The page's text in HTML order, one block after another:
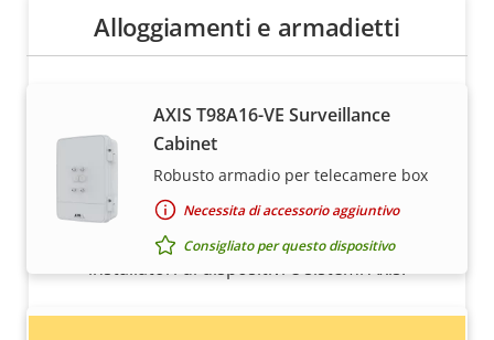
Alloggiamenti e armadietti
AXIS T98A16-VE Surveillance
Cabinet
Robusto armadio per telecamere box
Necessita di accessorio aggiuntivo
Consigliato per questo dispositivo
Desideri acquistare i dispositivi Axis?
Trova rivenditori, integratori di sistema e
installatori di dispositivi e sistemi Axis.